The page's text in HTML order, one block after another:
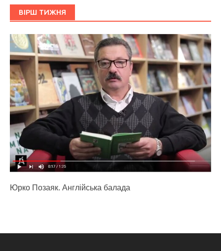
ВІРШ ТИЖНЯ
Юрко Позаяк. Англійська балада